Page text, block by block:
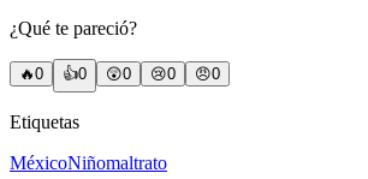
¿Qué te pareció?
🔥0 👍0 😲0 😢0 😠0
Etiquetas
MéxicoNiñomaltrato